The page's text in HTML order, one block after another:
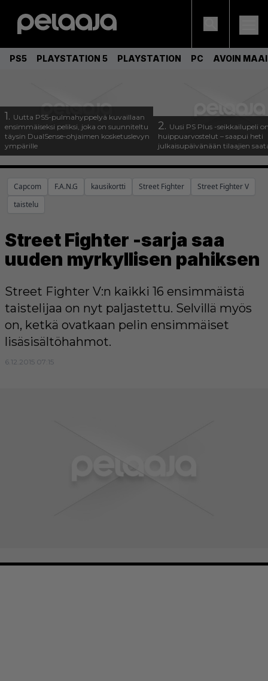
PS5 PLAYSTATION 5 PLAYSTATION PC AVOIN
1. Uutta PS5-pulmahyppelyä kuvaillaan
ensimmäiseksi peliksi, joka on suunniteltu
täysin DualSense-ohjaimen kosketuslevyn
ympärille
2. Uusi PS Plus -seikkailupeli
huippuarvostelut – saapui heti
julkaisupäivänään tilaajien
Capcom F.A.N.G kausikortti Street Fighter
Street Fighter V
taistelu
Street Fighter -sarja saa
uuden myrkyllisen pahiksen
Street Fighter V:n kaikki 16 ensimmäistä
taistelijaa on nyt paljastettu. Selvillä myös
on, ketkä ovatkaan pelin ensimmäiset
lisäsisältöhahmot.
6.12.2015 07:15